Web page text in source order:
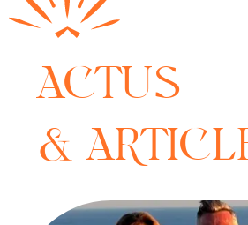
ACTUS
&